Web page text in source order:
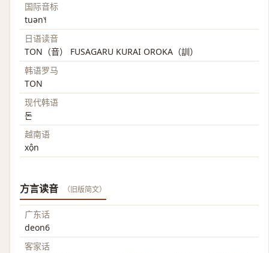
国际音标
tuən˥˧
日语读音
TON（音） FUSAGARU KURAI OROKA（訓）
韩语罗马
TON
现代韩语
돈
越南语
xộn
方言读音 （旧版简文）
广东话
deon6
客家话